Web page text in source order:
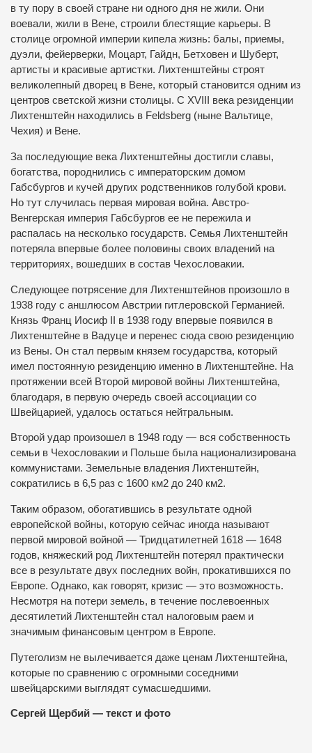
в ту пору в своей стране ни одного дня не жили. Они
воевали, жили в Вене, строили блестящие карьеры. В
столице огромной империи кипела жизнь: балы, приемы,
дуэли, фейерверки, Моцарт, Гайдн, Бетховен и Шуберт,
артисты и красивые артистки. Лихтенштейны строят
великолепный дворец в Вене, который становится одним из
центров светской жизни столицы. С XVIII века резиденции
Лихтенштейн находились в Feldsberg (ныне Вальтице,
Чехия) и Вене.
За последующие века Лихтенштейны достигли славы,
богатства, породнились с императорским домом
Габсбургов и кучей других родственников голубой крови.
Но тут случилась первая мировая война. Австро-
Венгерская империя Габсбургов ее не пережила и
распалась на несколько государств. Семья Лихтенштейн
потеряла впервые более половины своих владений на
территориях, вошедших в состав Чехословакии.
Следующее потрясение для Лихтенштейнов произошло в
1938 году с аншлюсом Австрии гитлеровской Германией.
Князь Франц Иосиф II в 1938 году впервые появился в
Лихтенштейне в Вадуце и перенес сюда свою резиденцию
из Вены. Он стал первым князем государства, который
имел постоянную резиденцию именно в Лихтенштейне. На
протяжении всей Второй мировой войны Лихтенштейна,
благодаря, в первую очередь своей ассоциации со
Швейцарией, удалось остаться нейтральным.
Второй удар произошел в 1948 году — вся собственность
семьи в Чехословакии и Польше была национализирована
коммунистами. Земельные владения Лихтенштейн,
сократились в 6,5 раз с 1600 км2 до 240 км2.
Таким образом, обогатившись в результате одной
европейской войны, которую сейчас иногда называют
первой мировой войной — Тридцатилетней 1618 — 1648
годов, княжеский род Лихтенштейн потерял практически
все в результате двух последних войн, прокатившихся по
Европе. Однако, как говорят, кризис — это возможность.
Несмотря на потери земель, в течение послевоенных
десятилетий Лихтенштейн стал налоговым раем и
значимым финансовым центром в Европе.
Путеголизм не вылечивается даже ценам Лихтенштейна,
которые по сравнению с огромными соседними
швейцарскими выглядят сумасшедшими.
Сергей Щербий — текст и фото